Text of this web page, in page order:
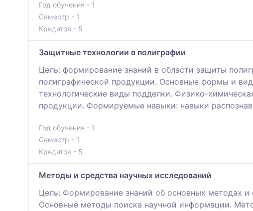
Год обучения - 1
Семестр - 1
Кредитов - 5
Защитные технологии в полиграфии
Цель: формирование знаний в области защиты
полиграфической продукции. Основные формы и
технологические виды подделки. Физико-
продукции. Формируемые навыки: навыки
Год обучения - 1
Семестр - 1
Кредитов - 5
Методы и средства научных исследований
Цель: Формирование знаний об основных методах
Основные методы поиска научной информации.